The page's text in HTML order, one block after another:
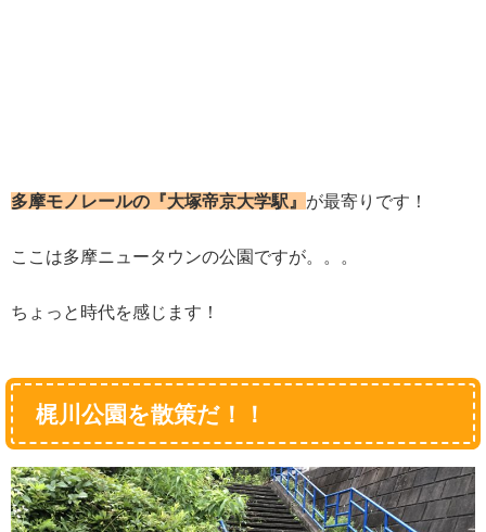
多摩モノレールの『大塚帝京大学駅』 が最寄りです！
ここは多摩ニュータウンの公園ですが。。。
ちょっと時代を感じます！
梶川公園を散策だ！！